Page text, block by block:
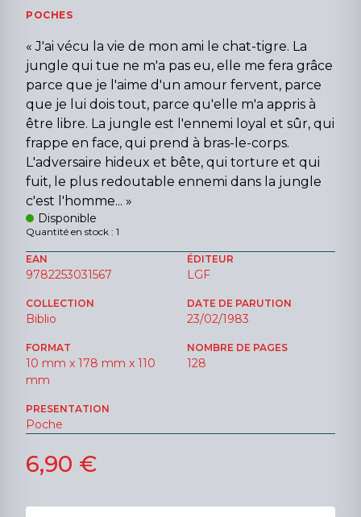
POCHES
« J'ai vécu la vie de mon ami le chat-tigre. La
jungle qui tue ne m'a pas eu, elle me fera grâce
parce que je l'aime d'un amour fervent, parce
que je lui dois tout, parce qu'elle m'a appris à
être libre. La jungle est l'ennemi loyal et sûr, qui
frappe en face, qui prend à bras-le-corps.
L'adversaire hideux et bête, qui torture et qui
fuit, le plus redoutable ennemi dans la jungle
c'est l'homme... »
Disponible
Quantité en stock : 1
EAN
9782253031567
ÉDITEUR
LGF
COLLECTION
Biblio
DATE DE PARUTION
23/02/1983
FORMAT
10 mm x 178 mm x 110
mm
NOMBRE DE PAGES
128
PRESENTATION
Poche
6,90 €